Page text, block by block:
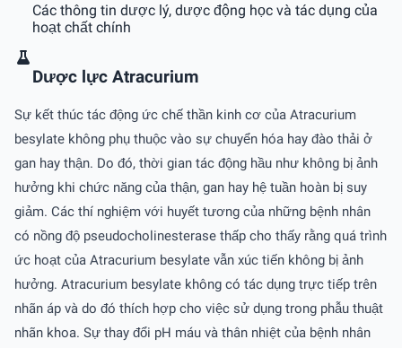
Các thông tin dược lý, dược động học và tác dụng của
hoạt chất chính
Dược lực Atracurium
Sự kết thúc tác động ức chế thần kinh cơ của Atracurium
besylate không phụ thuộc vào sự chuyển hóa hay đào thải ở
gan hay thận. Do đó, thời gian tác động hầu như không bị ảnh
hưởng khi chức năng của thận, gan hay hệ tuần hoàn bị suy
giảm. Các thí nghiệm với huyết tương của những bệnh nhân
có nồng độ pseudocholinesterase thấp cho thấy rằng quá trình
ức hoạt của Atracurium besylate vẫn xúc tiến không bị ảnh
hưởng. Atracurium besylate không có tác dụng trực tiếp trên
nhãn áp và do đó thích hợp cho việc sử dụng trong phẫu thuật
nhãn khoa. Sự thay đổi pH máu và thân nhiệt của bệnh nhân